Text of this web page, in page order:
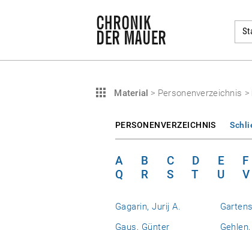
Material > Personenverzeichnis >
PERSONENVERZEICHNIS
A B C D E F
Q
R S T U V
Gagarin, Jurij A.
Gaus, Günter